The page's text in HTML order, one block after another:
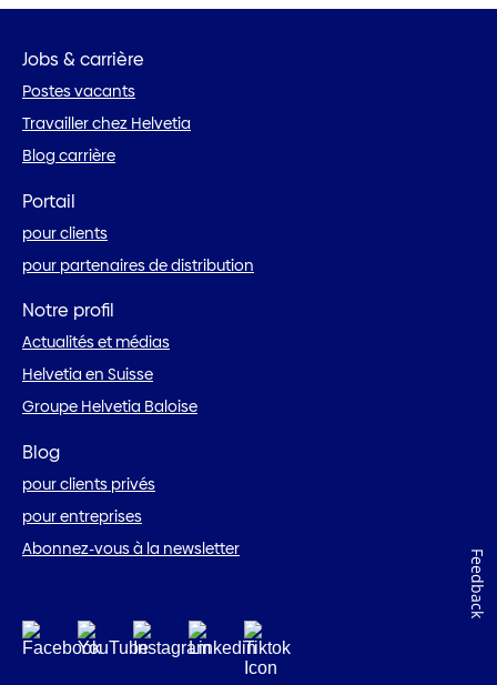
Jobs & carrière
Postes vacants
Travailler chez Helvetia
Blog carrière
Portail
pour clients
pour partenaires de distribution
Notre profil
Actualités et médias
Helvetia en Suisse
Groupe Helvetia Baloise
Blog
pour clients privés
pour entreprises
Abonnez-vous à la newsletter
Feedback